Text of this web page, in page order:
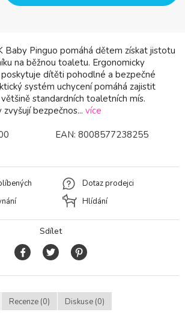
Baby Pinguo pomáhá dětem získat jistotu
na běžnou toaletu. Ergonomicky
dítěti pohodlné a bezpečné
systém uchycení pomáhá zajistit
standardních toaletních mís.
bezpečnos... více
EAN: 8008577238255
Dotaz prodejci
Hlídání
Sdílet
Recenze (0) Diskuse (0)